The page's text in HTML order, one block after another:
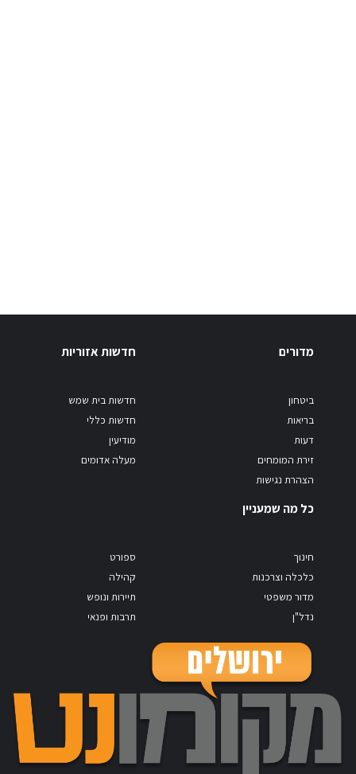
מדורים
ביטחון
בריאות
דעות
זירת המומחים
הצהרת נגישות
חדשות אזוריות
חדשות בית שמש
חדשות כללי
מודיעין
מעלה אדומים
כל מה שמעניין
חינוך
כלכלה וצרכנות
מדור משפטי
נדל"ן
ספורט
קהילה
תיירות ונופש
תרבות ופנאי